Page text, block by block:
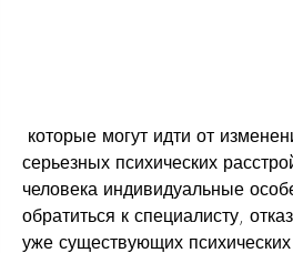
серьезных психических
человека индивидуальные
обратиться к специалисту,
уже существующих